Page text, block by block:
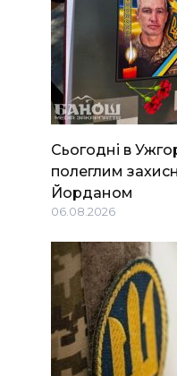
Сьогодні в
полеглим
Йорданом
06.08.2026